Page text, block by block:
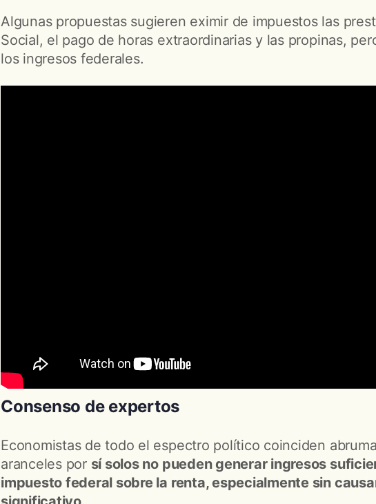
Algunas propuestas sugieren eximir de impuestos las
Social, el pago de horas extraordinarias y las propinas,
los ingresos federales.
Consenso de expertos
Economistas de todo el espectro político coinciden
aranceles por sí solos no pueden generar ingresos
impuesto federal sobre la renta, especialmente sin